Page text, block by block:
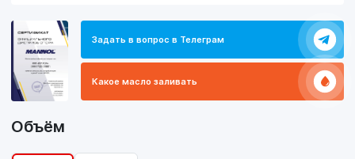
Задать в вопрос в Телеграм
Какое масло заливать
Объём